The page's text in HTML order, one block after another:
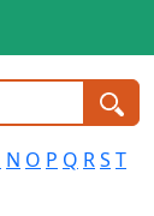
N O P Q RS T